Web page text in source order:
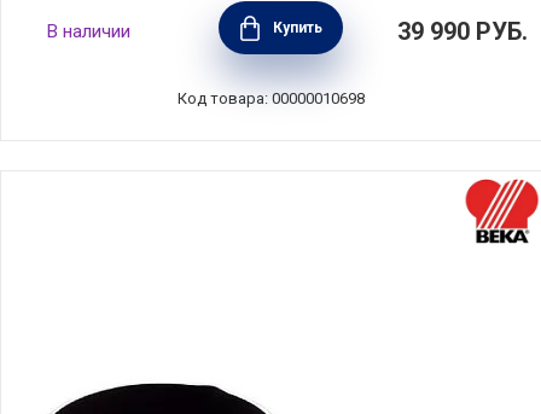
Набор посуды из 3-х ковшей Chef
нержавеющая сталь 18/10, BEKA, Бельгия,
12066974
В наличии Купить 39 990 РУБ.
Код товара: 00000010698